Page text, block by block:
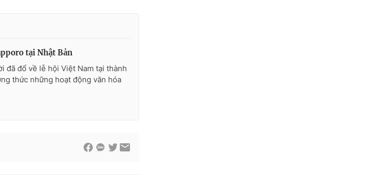
tại Nhật Bản
đã đổ về lễ hội Việt Nam tại thành
thức những hoạt động văn hóa